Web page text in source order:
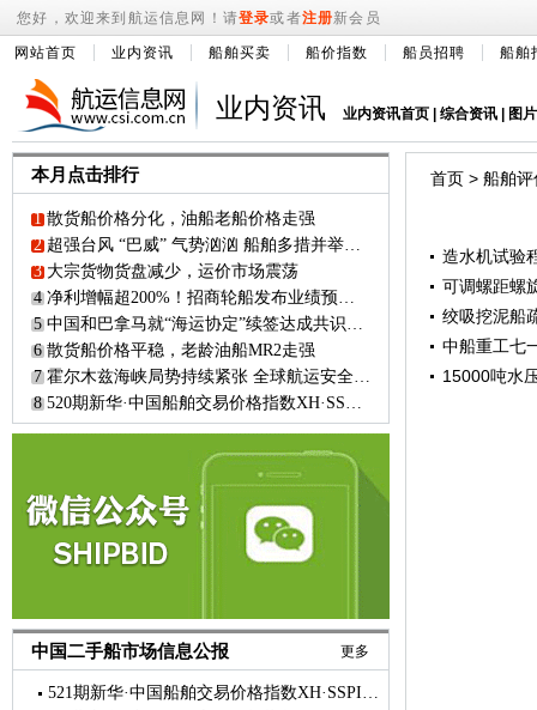
您好，欢迎来到航运信息网！请登录或者注册新会员
网站首页 业内资讯 船舶买卖 船价指数 船员招聘 船舶
业内资讯 业内资讯首页 综合资讯 图
本月点击排行
1 散货船价格分化，油船老船价格走强
2 超强台风 “巴威” 气势汹汹 船舶多措并举避其 “威风”
3 大宗货物货盘减少，运价市场震荡
4 净利增幅超200%！招商轮船发布业绩预增公告
5 中国和巴拿马就“海运协定”续签达成共识？！
6 散货船价格平稳，老龄油船MR2走强
7 霍尔木兹海峡局势持续紧张 全球航运安全面临严峻挑战
8 520期新华·中国船舶交易价格指数XH·SSPI市场简报
中国二手船市场信息公报 更多
521期新华·中国船舶交易价格指数XH·SSPI市场简报
首页 > 船舶评
造水机试验
可调螺距螺
绞吸挖泥船
中船重工七
15000吨水